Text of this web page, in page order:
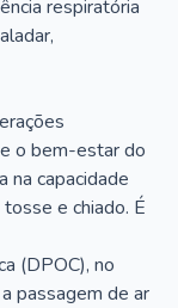
respiratória
o bem-estar do
na capacidade
e chiado. É
(DPOC), no
passagem de ar